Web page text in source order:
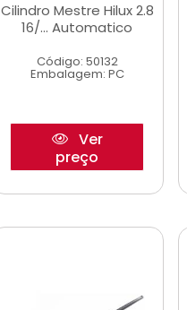
Cilindro Mestre Hilux 2.8
16/... Automatico
Código: 50132
Embalagem: PC
Ver
preço